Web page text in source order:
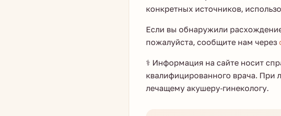
конкретных источников,
Если вы обнаружили
пожалуйста, сообщите нам через
⚕️ Информация на сайте носит
квалифицированного врача. При
лечащему акушеру-гинекологу.